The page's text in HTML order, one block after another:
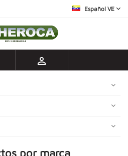
Español VE

por marca